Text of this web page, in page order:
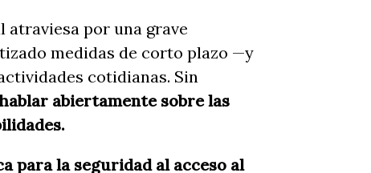
atraviesa por una grave
medidas de corto plazo —y
cotidianas. Sin
abiertamente sobre las
para la seguridad al acceso al